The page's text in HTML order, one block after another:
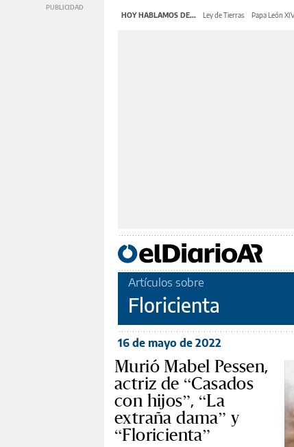
HOY HABLAMOS DE... Ley de Tierras Papa León
Artículos sobre
Floricienta
16 de mayo de 2022
Murió Mabel Pessen,
actriz de “Casados
con hijos”, “La
extraña dama” y
“Floricienta”